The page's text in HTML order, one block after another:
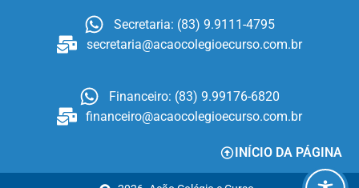
Secretaria: (83) 9.9111-4795
secretaria@acaocolegioecurso.com.br
Financeiro: (83) 9.99176-6820
financeiro@acaocolegioecurso.com.br
INÍCIO DA PÁGINA